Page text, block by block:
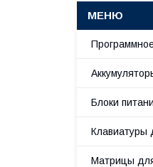
Блоки
Клавиатуры
Матрицы